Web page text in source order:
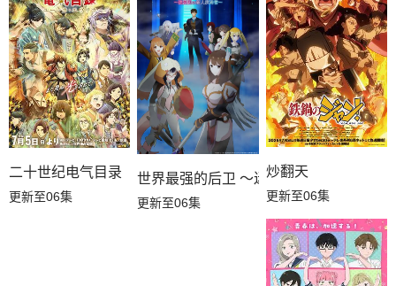
二十世纪电气目录
更新至06集
世界最强的后卫 ～迷宫国的新人探索者～
更新至06集
炒翻天
更新至06集